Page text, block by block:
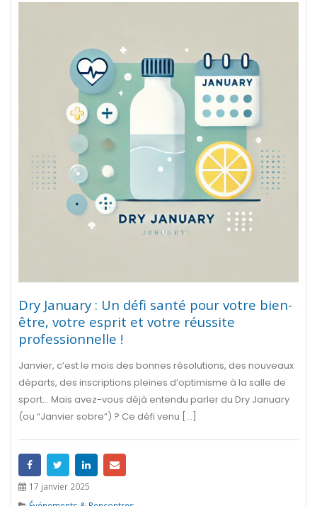
Dry January : Un défi santé pour votre bien-
être, votre esprit et votre réussite
professionnelle !
Janvier, c’est le mois des bonnes résolutions, des nouveaux
départs, des inscriptions pleines d’optimisme à la salle de
sport… Mais avez-vous déjà entendu parler du Dry January
(ou “Janvier sobre”) ? Ce défi venu [...]
17 janvier 2025